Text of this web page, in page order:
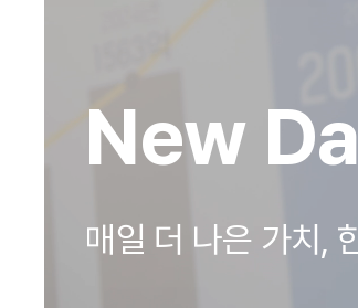
New
매일 더 나은 가치,